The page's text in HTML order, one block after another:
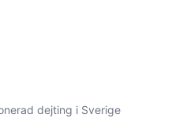
dejting i Sverige